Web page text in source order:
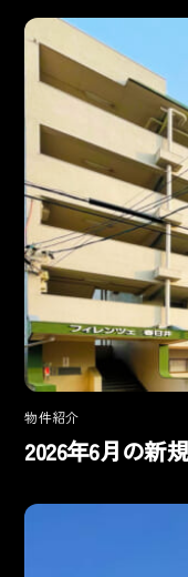
物件紹介
2026年6月の新